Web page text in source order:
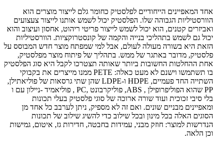
אחד המאפיינים הייחודיים לפלסטיק כחומר גלם לייצור מוצרים הוא
הוורסטיליות הגבוהה שלו. הפלסטיק יכול לשמש אותנו לייצור צעצועים
ואביזרים קטנים, הוא יכול לשמש לייצור פריטי ריהוט, אחסון ועיצוב והוא
יכול גם לשמש בתהליכי בנייה והקמה של קונסטרוקציות. הוורסטיליות
הזאת היא בשורה מעולה לעולם, אבל למי שמפתח מוצר חדש המבוסס על
פלסטיק, מדובר באתגר של ממש. בתהליך של פיתוח מוצר מפלסטיק,
אחת ההחלטות החשובות ביותר שאותה תצטרכו לקבל היא סוג הפלסטיק
בו תשתמשו וישנם לא מעט כאלה: PETE ממנו מייצרים את בקבוקי
השתייה החד פעמיים, HDPE ו-LDPE שהן שתי גרסאות של פוליאתילן,
PP שהוא הפוליפרופילן , ABS, פוליקרבונט ,PC , פוליאמיד -ניילון עם ו
בלי סיבי זכוכית ועוד שורה ארוכה של סוגי פלסטיק בעלי תכונות
ומאפיינים מבניים שונים. ואם זה לא מספיק, ניתן לערבב כל אחד מן
הסוגים האלה בכל מינון ובכל שילוב כדי להשיג שילוב של תכונות
הנדרשות למוצר: חוזק מבני, עמידות בחבטה, חדירות גז, איטום, גמישות
וכן הלאה.